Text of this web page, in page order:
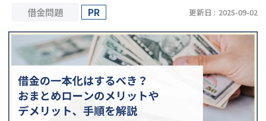
借金返済相談・交渉
費用相場
借金問題 PR 更新日 : 2025-09-02